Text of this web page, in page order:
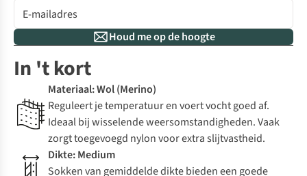
Houd me op de hoogte
In 't kort
Materiaal: Wol (Merino)
Reguleert je temperatuur en voert vocht goed af.
Ideaal bij wisselende weersomstandigheden. Vaak
zorgt toegevoegd nylon voor extra slijtvastheid.
Dikte: Medium
Sokken van gemiddelde dikte bieden een goede